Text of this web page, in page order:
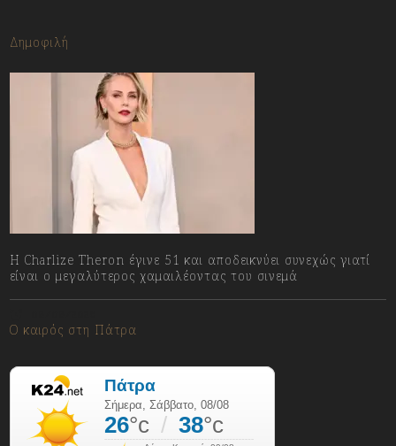
Δημοφιλή
Η Charlize Theron έγινε 51 και αποδεικνύει συνεχώς γιατί
είναι ο μεγαλύτερος χαμαιλέοντας του σινεμά
Ο καιρός στη Πάτρα